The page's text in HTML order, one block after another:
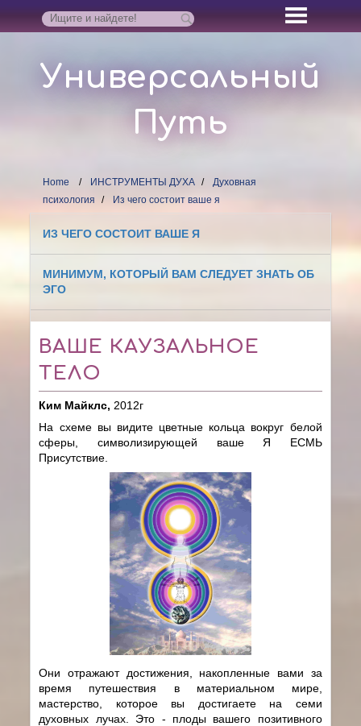
Универсальный
Путь
Home ИНСТРУМЕНТЫ ДУХА
Духовная
психология
Из чего состоит ваше я
ИЗ ЧЕГО СОСТОИТ ВАШЕ Я
МИНИМУМ, КОТОРЫЙ ВАМ СЛЕДУЕТ ЗНАТЬ ОБ
ЭГО
ВАШЕ КАУЗАЛЬНОЕ
ТЕЛО
Ким Майклс, 2012г
На схеме вы видите цветные кольца вокруг белой
сферы, символизирующей ваше Я ЕСМЬ
Присутствие.
Они отражают достижения, накопленные вами за
время путешествия в материальном мире,
мастерство, которое вы достигаете на семи
духовных лучах. Это - плоды вашего позитивного